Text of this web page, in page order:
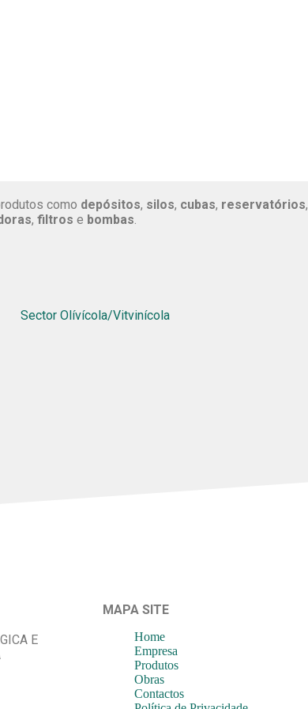
como depósitos, silos, cubas, reservatórios,
, filtros e bombas.
Sector Olívícola/Vitvinícola
E
MAPA SITE
Home
Empresa
Produtos
Obras
Contactos